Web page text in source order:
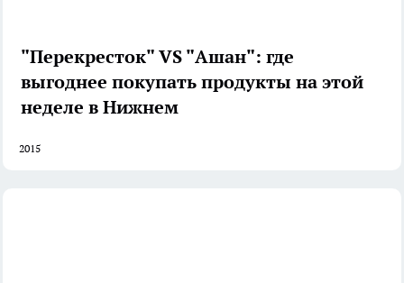
"Перекресток" VS "Ашан": где
выгоднее покупать продукты на этой
неделе в Нижнем
2015